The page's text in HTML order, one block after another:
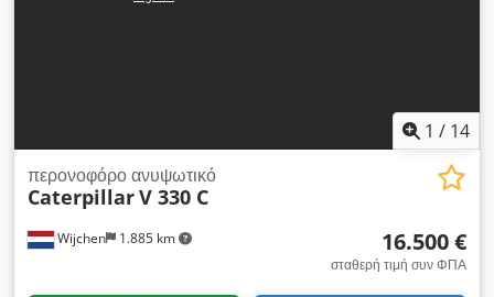
1 / 14
Wijchen 1.885 km
περονοφόρο ανυψωτικό
CaterpillarV 330 C
16.500 €
σταθερή τιμή συν ΦΠΑ